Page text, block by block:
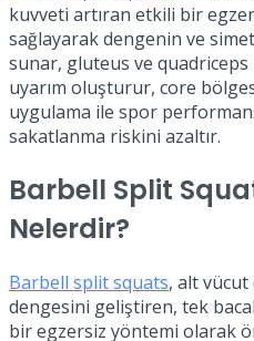
kuvveti artıran etkili bir
sağlayarak dengenin ve
sunar, gluteus ve
uyarım oluşturur, core
uygulama ile spor
sakatlanma riskini azaltır.
Barbell Split
Nelerdir?
Barbell split squats, alt vücut
dengesini geliştiren, tek
bir egzersiz yöntemi olarak